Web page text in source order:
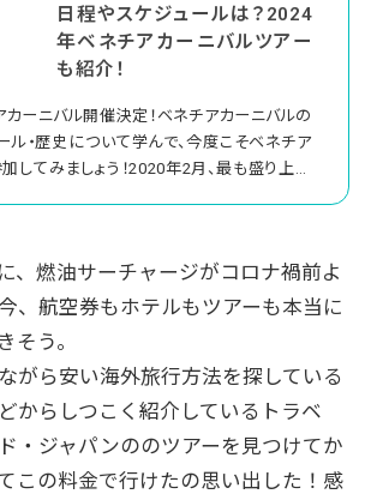
日程やスケジュールは？2024
年ベネチアカーニバルツアー
も紹介！
ーニバル開催決定！ベネチアカーニバルの
ル・歴史について学んで、今度こそベネチア
してみましょう！2020年2月、最も盛り上が
活します！1000年以上の歴史を誇るカー
イタリアの水の都・世界遺産ベネチアは貴
そ悲願のカーニバルを見届けましょう！
、燃油サーチャージがコロナ禍前よ
、航空券もホテルもツアーも本当に
そう。
がら安い海外旅行方法を探している
からしつこく紹介しているトラベ
・ジャパンののツアーを見つけてか
この料金で行けたの思い出した！感